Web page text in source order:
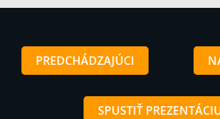
PREDCHÁDZAJÚCI
SPUSTIŤ